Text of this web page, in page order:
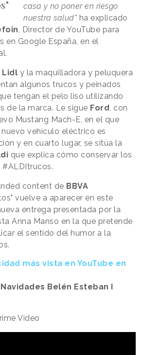
casa y no poner en riesgo
nuestra salud" ha explicado
, Director de YouTube para
en Google España, en el
Lidl y la maquilladora y peluquera
algunos trucos y peinados
tengan el pelo liso utilizando
de la marca. Le sigue Ford, con
Mustang Mach-E, en el que
vehículo eléctrico es
y en cuarto lugar, se sitúa la
que explica cómo conservar los
content de BBVA
vuelve a aparecer en este
entrega presentada por la
Anna Manso en la que pretende
el sentido del humor a la
más vista en YouTube en
Belén Esteban I
Video